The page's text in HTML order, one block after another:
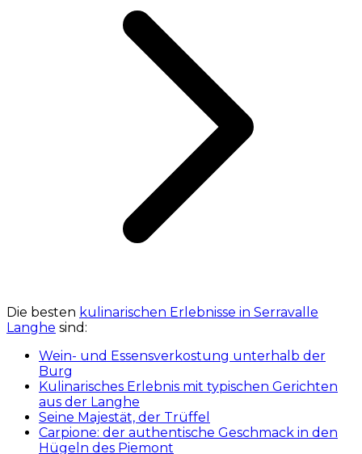
Die besten kulinarischen Erlebnisse in Serravalle
Langhe sind:
Wein- und Essensverkostung unterhalb der
Burg
Kulinarisches Erlebnis mit typischen Gerichten
aus der Langhe
Seine Majestät, der Trüffel
Carpione: der authentische Geschmack in den
Hügeln des Piemont